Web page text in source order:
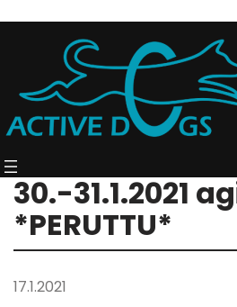
30.-31.1.2021
*PERUTTU*
17.1.2021